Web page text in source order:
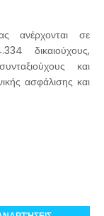
ανέρχονται σε
δικαιούχους,
και
ασφάλισης και